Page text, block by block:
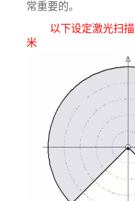
常重要的。
以下设定激光扫描
米